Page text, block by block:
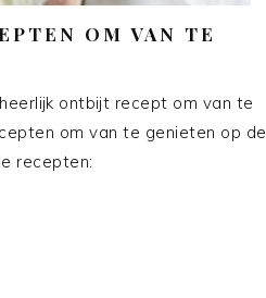
OM VAN TE
ontbijt recept om van te
om van te genieten op de
recepten: